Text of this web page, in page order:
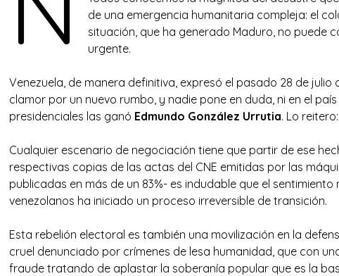
de una emergencia humanitaria compleja: el
situación, que ha generado Maduro, no puede
urgente.
Venezuela, de manera definitiva, expresó el pasado 28 de julio
clamor por un nuevo rumbo, y nadie pone en duda, ni en el
presidenciales las ganó Edmundo González Urrutia. Lo
Cualquier escenario de negociación tiene que partir de ese
respectivas copias de las actas del CNE emitidas por las
publicadas en más de un 83%- es indudable que el
venezolanos ha iniciado un proceso irreversible de transición.
Esta rebelión electoral es también una movilización en la
cruel denunciado por crímenes de lesa humanidad, que con
fraude tratando de aplastar la soberanía popular que es la